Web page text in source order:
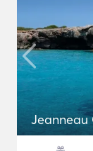
Jeanneau